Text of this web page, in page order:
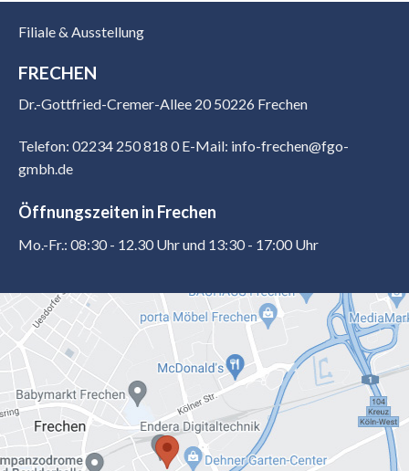
Filiale & Ausstellung
FRECHEN
Dr.-Gottfried-Cremer-Allee 20 50226 Frechen
Telefon: 02234 250 818 0 E-Mail: info-frechen@fgo-
gmbh.de
Öffnungszeiten in Frechen
Mo.-Fr.: 08:30 - 12.30 Uhr und 13:30 - 17:00 Uhr